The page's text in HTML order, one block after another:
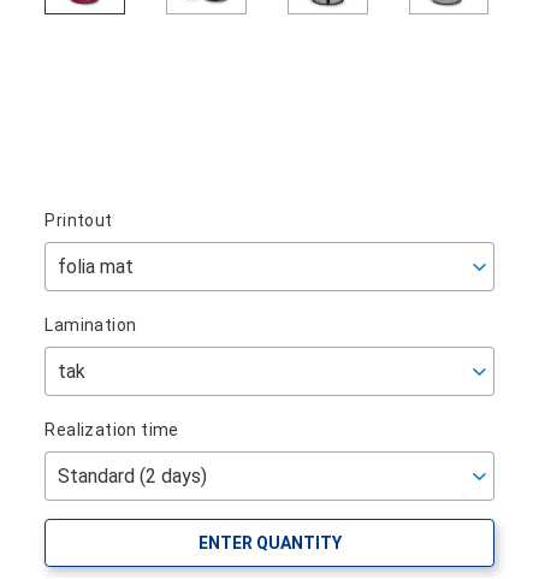
Printout
Lamination
Realization time
ENTER QUANTITY